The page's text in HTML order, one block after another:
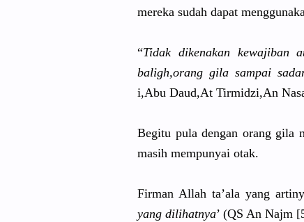
mereka sudah dapat
“Tidak dikenakan kewajiban
baligh,orang gila sampai
i,Abu Daud,At Tirmidzi,An
Begitu pula dengan orang gila
masih mempunyai otak.
Firman Allah ta’ala yang
yang dilihatnya’ (QS An Najm